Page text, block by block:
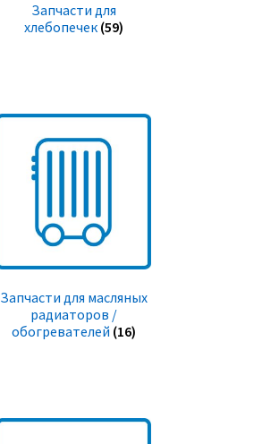
Запчасти для
хлебопечек (59)
Запчасти для масляных
радиаторов /
обогревателей (16)